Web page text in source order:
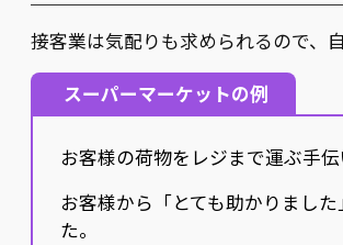
接客業は気配りも求められるので、
スーパーマーケットの例
お客様の荷物をレジまで運ぶ手伝
お客様から「とても助かりまし
た。